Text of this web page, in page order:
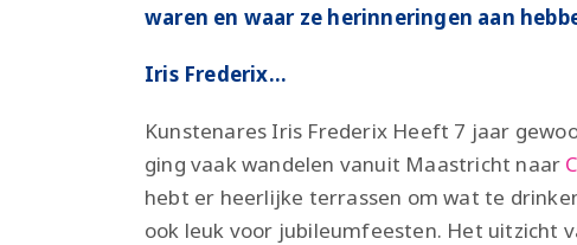
waren en waar ze herinneringen aan
Iris Frederix…
Kunstenares Iris Frederix Heeft 7 jaar
ging vaak wandelen vanuit Maastricht naar
hebt er heerlijke terrassen om wat te
ook leuk voor jubileumfeesten. Het uitzicht